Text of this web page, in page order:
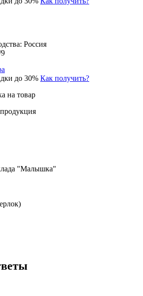
Россия
до 30% Как получить?
на товар
"Малышка"